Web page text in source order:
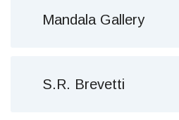
Mandala Gallery
S.R. Brevetti